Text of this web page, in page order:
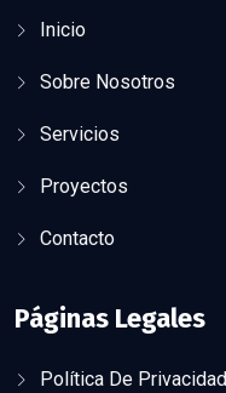
Inicio
Sobre Nosotros
Servicios
Proyectos
Contacto
Páginas Legales
Política De Privacidad